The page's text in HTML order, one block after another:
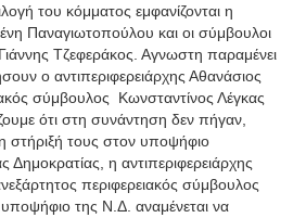
του κόμματος εμφανίζονται η
Παναγιωτοπούλου και οι σύμβουλοι
Τζεφεράκος. Αγνωστη παραμένει
ο αντιπεριφερειάρχης Αθανάσιος
σύμβουλος Κωνσταντίνος Λέγκας
ότι στη συνάντηση δεν πήγαν,
η στήριξή τους στον υποψήφιο
Δημοκρατίας, η αντιπεριφερειάρχης
περιφερειακός σύμβουλος
της Ν.Δ. αναμένεται να